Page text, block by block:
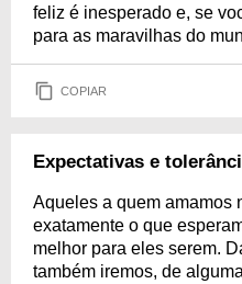
feliz é inesperado e, se
para as maravilhas do
COPIAR
Expectativas e
Aqueles a quem amamos
exatamente o que
melhor para eles serem.
também iremos, de